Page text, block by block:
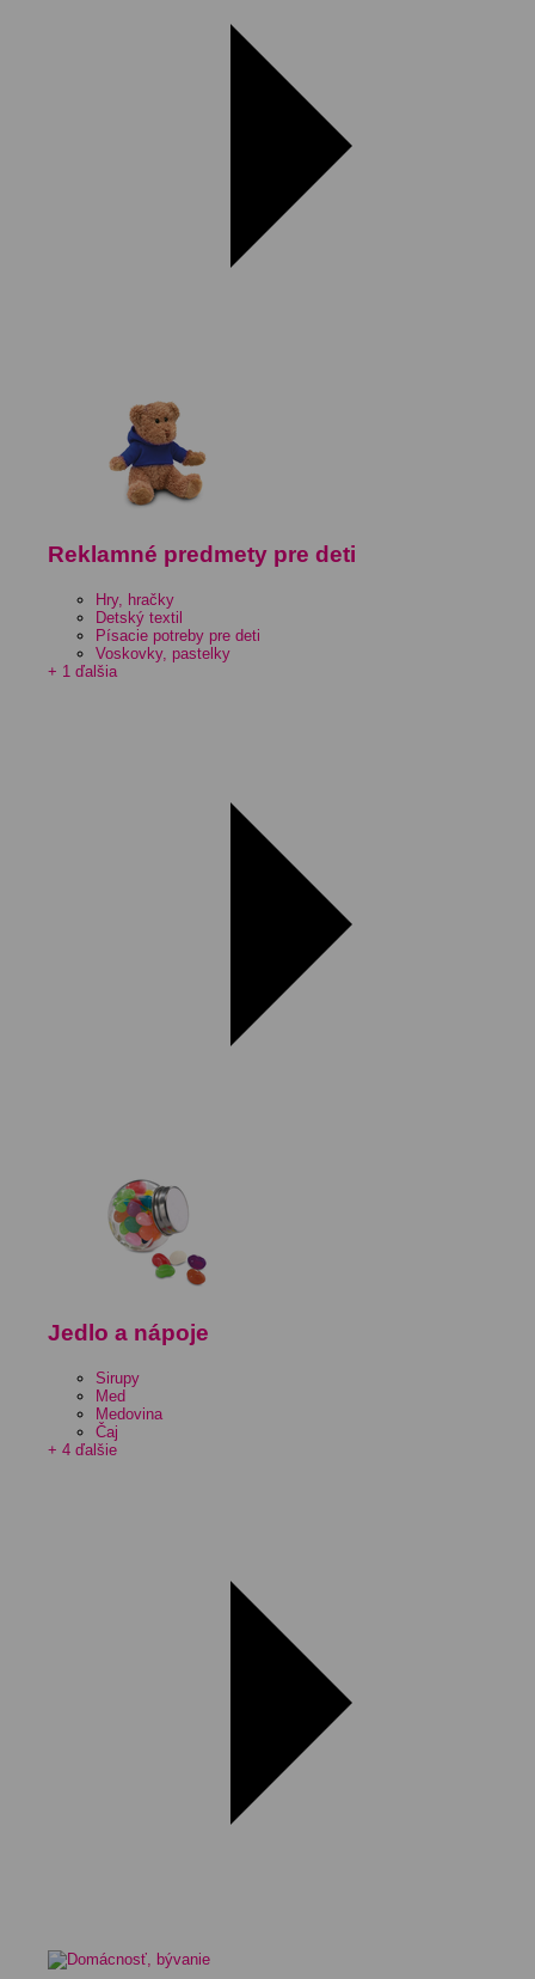
Reklamné predmety pre deti
Hry, hračky
Detský textil
Písacie potreby pre deti
Voskovky, pastelky
+ 1 ďalšia
Jedlo a nápoje
Sirupy
Med
Medovina
Čaj
+ 4 ďalšie